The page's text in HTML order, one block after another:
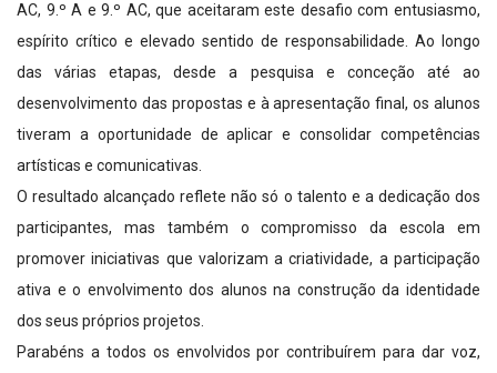
AC, 9.º A e 9.º AC, que aceitaram este desafio com entusiasmo,
espírito crítico e elevado sentido de responsabilidade. Ao longo
das várias etapas, desde a pesquisa e conceção até ao
desenvolvimento das propostas e à apresentação final, os alunos
tiveram a oportunidade de aplicar e consolidar competências
artísticas e comunicativas.
O resultado alcançado reflete não só o talento e a dedicação dos
participantes, mas também o compromisso da escola em
promover iniciativas que valorizam a criatividade, a participação
ativa e o envolvimento dos alunos na construção da identidade
dos seus próprios projetos.
Parabéns a todos os envolvidos por contribuírem para dar voz,